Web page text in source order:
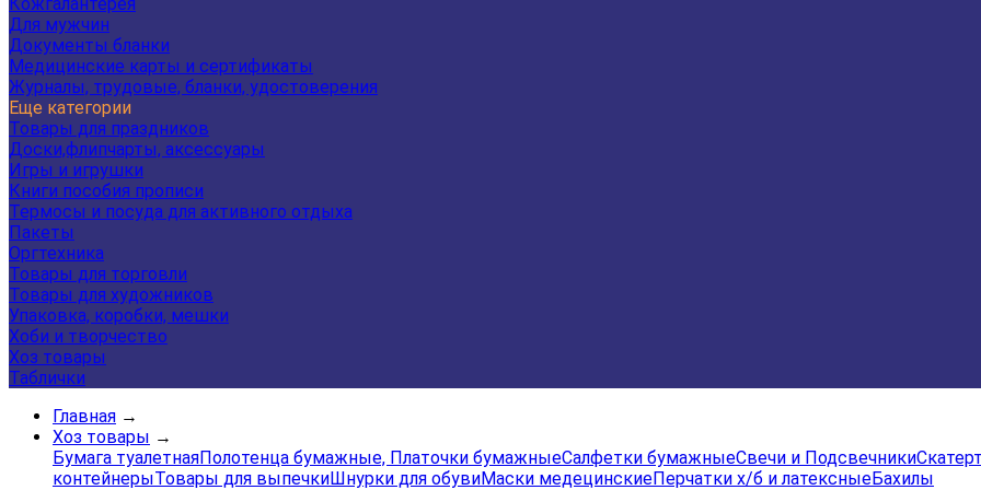
Для мужчин
Документы бланки
Медицинские карты и сертификаты
Журналы, трудовые, бланки, удостоверения
Еще категории
Товары для праздников
Доски,флипчарты, аксессуары
Игры и игрушки
Книги пособия прописи
Термосы и посуда для активного отдыха
Пакеты
Оргтехника
Товары для торговли
Товары для художников
Упаковка, коробки, мешки
Хоби и творчество
Хоз товары
Таблички
Главная →
Хоз товары →
Бумага туалетнаяПолотенца бумажные, Платочки бумажныеСалфетки бумажныеСвечи и Подсвечники
контейнерыТовары для выпечкиШнурки для обувиМаски медецинскиеПерчатки х/б и латексныеБахилы